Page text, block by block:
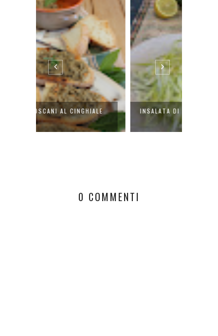
INSALATA DI SCARTI DI ASPARAGI
0 COMMENTI